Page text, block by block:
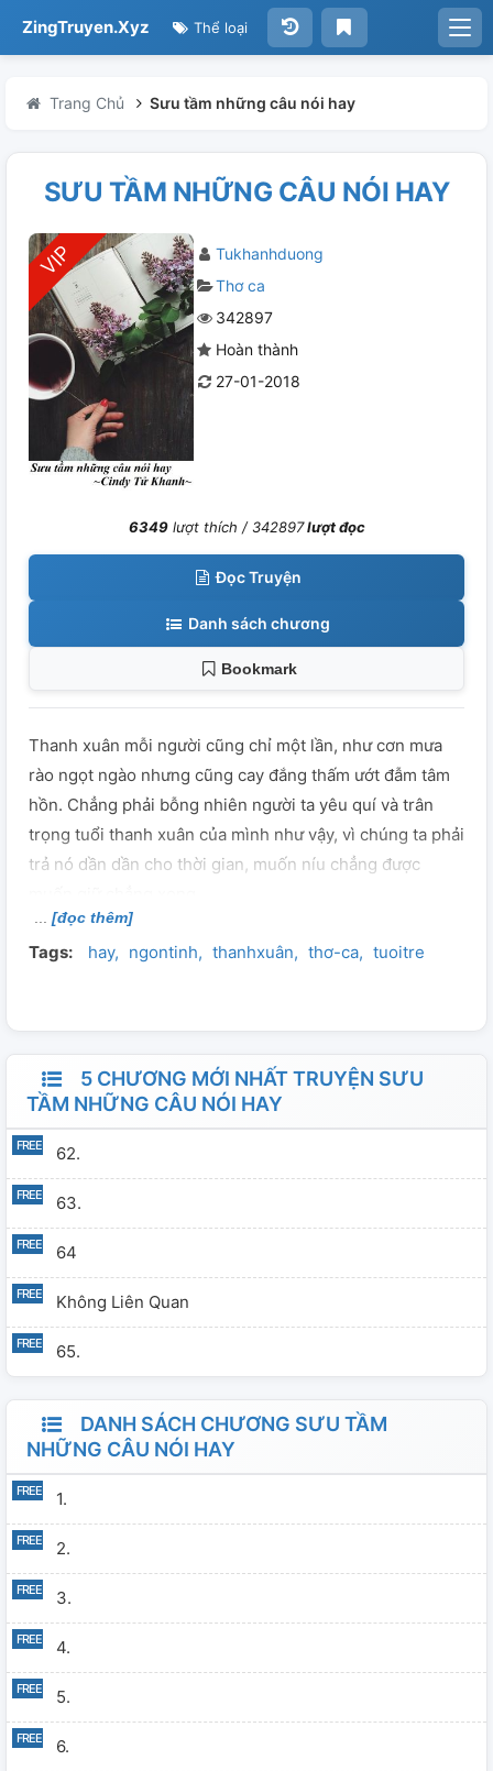
ZingTruyen.Xyz Thể loại
Trang Chủ Sưu tầm những câu nói hay
SƯU TẦM NHỮNG CÂU NÓI HAY
Tukhanhduong
Thơ ca
342897
Hoàn thành
27-01-2018
6349lượt thích /342897lượt đọc
Đọc Truyện
Danh sách chương
Bookmark
Thanh xuân mỗi người cũng chỉ một lần, như cơn mưa
rào ngọt ngào nhưng cũng cay đắng thấm ướt đẫm tâm
hồn. Chẳng phải bỗng nhiên người ta yêu quí và trân
trọng tuổi thanh xuân của mình như vậy, vì chúng ta phải
trả nó dần dần cho thời gian, muốn níu chẳng được
[đọc thêm]
Tags: hay ngontinh thanhxuân thơ-ca tuoitre
5 CHƯƠNG MỚI NHẤT TRUYỆN SƯU
TẦM NHỮNG CÂU NÓI HAY
62.
63.
64
Không Liên Quan
65.
DANH SÁCH CHƯƠNG SƯU TẦM
NHỮNG CÂU NÓI HAY
1.
2.
3.
4.
5.
6.